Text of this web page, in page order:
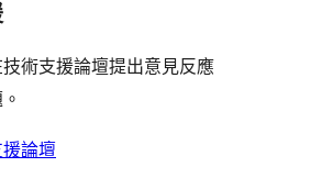
評
術支援論壇提出意見反應
論壇